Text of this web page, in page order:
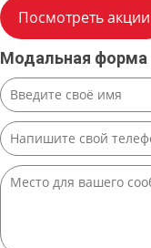
Посмотреть акции
Модальная форма